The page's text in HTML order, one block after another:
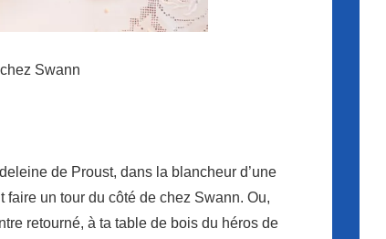
Swann
de Proust, dans la blancheur d’une
faire un tour du côté de chez Swann. Ou,
retourné, à ta table de bois du héros de